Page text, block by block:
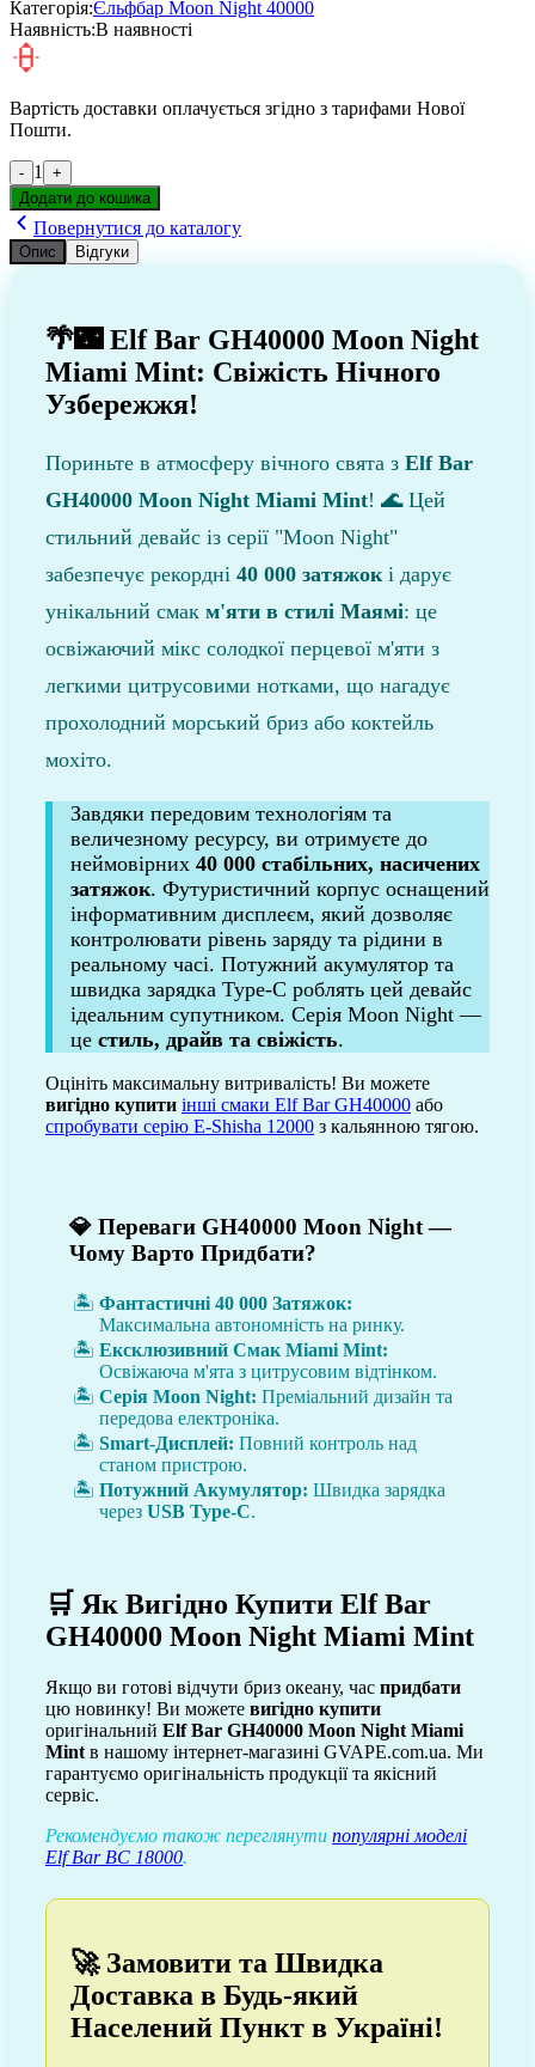
Категорія:Єльфбар Moon Night 40000
Наявність:В наявності
Вартість доставки оплачується згідно з тарифами Нової
Пошти.
- 1
+
Додати до кошика
Повернутися до каталогу
Опис Відгуки
🌴🌃 Elf Bar GH40000 Moon Night
Miami Mint: Свіжість Нічного
Узбережжя!
Пориньте в атмосферу вічного свята з Elf Bar
GH40000 Moon Night Miami Mint! 🌊 Цей
стильний девайс із серії "Moon Night"
забезпечує рекордні 40 000 затяжокі дарує
унікальний смак м'яти в стилі Маямі: це
освіжаючий мікс солодкої перцевої м'яти з
легкими цитрусовими нотками, що нагадує
прохолодний морський бриз або коктейль
мохіто.
Завдяки передовим технологіям та
величезному ресурсу, ви отримуєте до
неймовірних 40 000 стабільних, насичених
затяжок. Футуристичний корпус оснащений
інформативним дисплеєм, який дозволяє
контролювати рівень заряду та рідини в
реальному часі. Потужний акумулятор та
швидка зарядка Type-C роблять цей девайс
ідеальним супутником. Серія Moon Night —
це стиль, драйв та свіжість.
Оцініть максимальну витривалість! Ви можете
вигідно купити інші смаки Elf Bar GH40000 або
спробувати серію E-Shisha 12000 з кальянною тягою.
💎 Переваги GH40000 Moon Night —
Чому Варто Придбати?
Фантастичні 40 000 Затяжок:
Максимальна автономність на ринку.
Ексклюзивний Смак Miami Mint:
Освіжаюча м'ята з цитрусовим відтінком.
Серія Moon Night: Преміальний дизайн та
передова електроніка.
Smart-Дисплей: Повний контроль над
станом пристрою.
Потужний Акумулятор: Швидка зарядка
через USB Type-C.
🛒 Як Вигідно Купити Elf Bar
GH40000 Moon Night Miami Mint
Якщо ви готові відчути бриз океану, час придбати
цю новинку! Ви можете вигідно купити
оригінальний Elf Bar GH40000 Moon Night Miami
Mint в нашому інтернет-магазині GVAPE.com.ua. Ми
гарантуємо оригінальність продукції та якісний
сервіс.
Рекомендуємо також переглянути популярні моделі
Elf Bar BC 18000.
🚀 Замовити та Швидка
Доставка в Будь-який
Населений Пункт в Україні!